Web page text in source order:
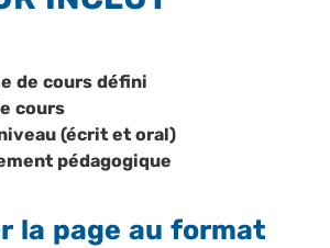
de cours défini
cours
(écrit et oral)
pédagogique
la page au format